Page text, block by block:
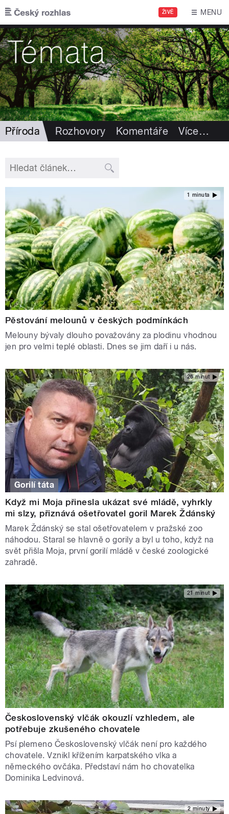
Přejít k hlavnímu obsahu
ŽIVĚ MENU
Příroda Rozhovory Komentáře Více…
1 minuta
Pěstování melounů v českých podmínkách
Melouny bývaly dlouho považovány za plodinu vhodnou
jen pro velmi teplé oblasti. Dnes se jim daří i u nás.
26 minut
Gorilí táta
Když mi Moja přinesla ukázat své mládě, vyhrkly
mi slzy, přiznává ošetřovatel goril Marek Ždánský
Marek Ždánský se stal ošetřovatelem v pražské zoo
náhodou. Staral se hlavně o gorily a byl u toho, když na
svět přišla Moja, první gorilí mládě v české zoologické
zahradě.
21 minut
Československý vlčák okouzlí vzhledem, ale
potřebuje zkušeného chovatele
Psí plemeno Československý vlčák není pro každého
chovatele. Vznikl křížením karpatského vlka a
německého ovčáka. Představí nám ho chovatelka
Dominika Ledvinová.
2 minuty